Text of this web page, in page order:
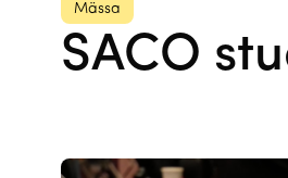
Mässa
SACO